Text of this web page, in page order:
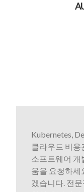
Kubernetes,
클라우드 비용
소프트웨어 개
움을 요청하세
겠습니다. 전